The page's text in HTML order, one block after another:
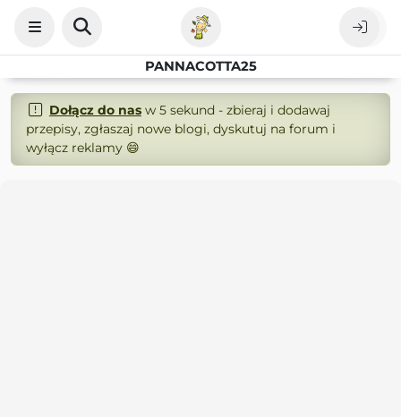
PANNACOTTA25
Dołącz do nasw 5 sekund - zbieraj i dodawaj
przepisy, zgłaszaj nowe blogi, dyskutuj na forum i
wyłącz reklamy 😄